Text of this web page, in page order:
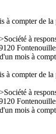
à compter de
à
mois à
à compter de
à
mois à